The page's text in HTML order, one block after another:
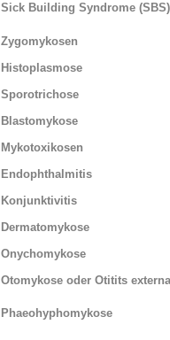
Sick Building Syndrome (SBS)
Zygomykosen
Histoplasmose
Sporotrichose
Blastomykose
Mykotoxikosen
Endophthalmitis
Konjunktivitis
Dermatomykose
Onychomykose
Otomykose oder Otitits externa
Phaeohyphomykose